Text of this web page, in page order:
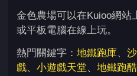
金色農場可以在Kuioo網站
或平板電腦在線上玩。
熱門關鍵字： 地鐵跑庫、
戲、 小遊戲天堂、 地鐵跑